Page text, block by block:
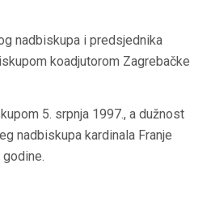
nadbiskupa i predsjednika
koadjutorom Zagrebačke
5. srpnja 1997., a dužnost
nadbiskupa kardinala Franje
godine.